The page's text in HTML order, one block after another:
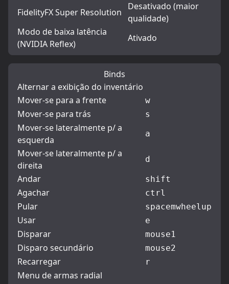
FidelityFX Super Resolution
Desativado (maior
qualidade)
Modo de baixa latência
(NVIDIA Reflex)
Ativado
Binds
Alternar a exibição do inventário
Mover-se para a frente
w
Mover-se para trás s
Mover-se lateralmente p/ a
esquerda
a
Mover-se lateralmente p/ a
direita
d
Andar shift
Agachar ctrl
Pular spacemwheelup
Usar e
Disparar mouse1
Disparo secundário mouse2
Recarregar r
Menu de armas radial